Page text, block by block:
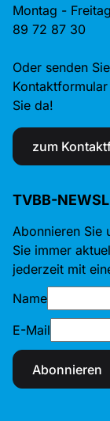
Montag -
89 72 87 30
Oder senden
Sie da!
zum
TVBB-
Abonnieren Sie
Sie immer
jederzeit mit
Name
E-Mail
Abonnieren